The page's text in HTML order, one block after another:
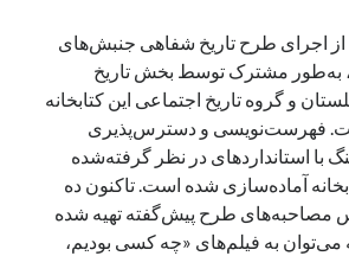
اجرای طرح تاریخ شفاهی جنبش‌های
به‌طور مشترک توسط بخش تاریخ
و گروه تاریخ اجتماعی این کتابخانه
فهرست‌نویسی و دسترس‌پذیری
با استانداردهای در نظر گرفته‌شده
آماده‌سازی شده است. تاکنون ده
مصاحبه‌های طرح پیش‌گفته تهیه شده
به فیلم‌های «چه کسی بودیم،